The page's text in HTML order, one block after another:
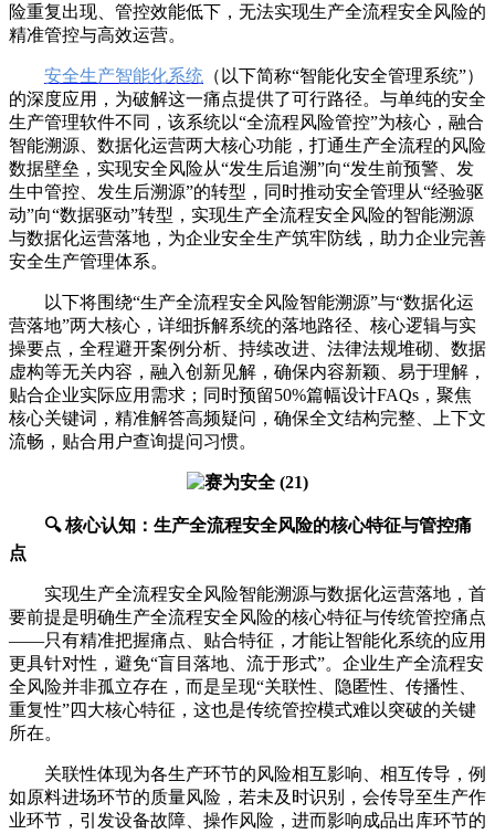
险重复出现、管控效能低下，无法实现生产全流程安全风险的
精准管控与高效运营。
安全生产智能化系统 （以下简称“智能化安全管理系统”）
的深度应用，为破解这一痛点提供了可行路径。与单纯的安全
生产管理软件不同，该系统以“全流程风险管控”为核心，融合
智能溯源、数据化运营两大核心功能，打通生产全流程的风险
数据壁垒，实现安全风险从“发生后追溯”向“发生前预警、发
生中管控、发生后溯源”的转型，同时推动安全管理从“经验驱
动”向“数据驱动”转型，实现生产全流程安全风险的智能溯源
与数据化运营落地，为企业安全生产筑牢防线，助力企业完善
安全生产管理体系。
以下将围绕“生产全流程安全风险智能溯源”与“数据化运
营落地”两大核心，详细拆解系统的落地路径、核心逻辑与实
操要点，全程避开案例分析、持续改进、法律法规堆砌、数据
虚构等无关内容，融入创新见解，确保内容新颖、易于理解，
贴合企业实际应用需求；同时预留50%篇幅设计FAQs，聚焦
核心关键词，精准解答高频疑问，确保全文结构完整、上下文
流畅，贴合用户查询提问习惯。
🔍 核心认知：生产全流程安全风险的核心特征与管控痛
点
实现生产全流程安全风险智能溯源与数据化运营落地，首
要前提是明确生产全流程安全风险的核心特征与传统管控痛点
——只有精准把握痛点、贴合特征，才能让智能化系统的应用
更具针对性，避免“盲目落地、流于形式”。企业生产全流程安
全风险并非孤立存在，而是呈现“关联性、隐匿性、传播性、
重复性”四大核心特征，这也是传统管控模式难以突破的关键
所在。
关联性体现为各生产环节的风险相互影响、相互传导，例
如原料进场环节的质量风险，若未及时识别，会传导至生产作
业环节，引发设备故障、操作风险，进而影响成品出库环节的